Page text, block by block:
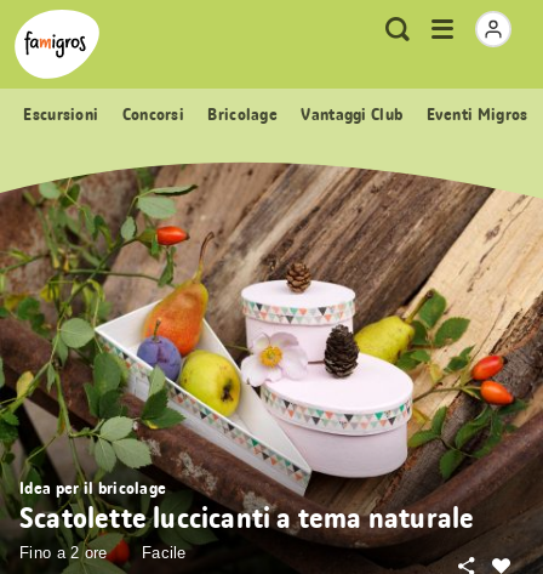
Navigazione
segnalibri
Header
Logo Metanavigazione
Ricerca
Apri
menu
Escursioni Concorsi Bricolage Vantaggi Club Eventi Migros
Idea per il bricolage
Scatolette luccicanti a tema naturale
Fino a 2 ore
Facile
Condividi